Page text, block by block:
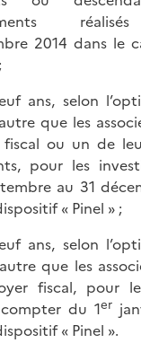
2014 dans le
ans, selon
que les
ou un de
pour les
au 31
« Pinel » ;
ans, selon
que les
fiscal, pour
du 1er
« Pinel ».